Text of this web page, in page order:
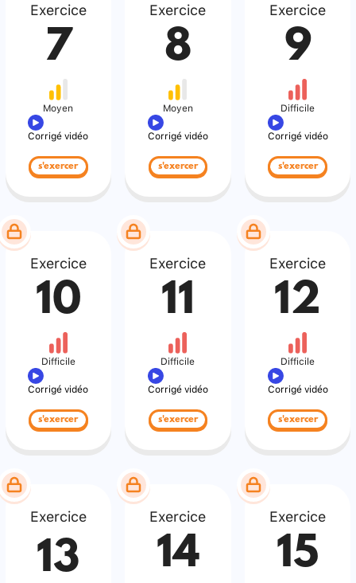
Exercice
7
Moyen
Corrigé vidéo
s'exercer
Exercice
8
Moyen
Corrigé vidéo
s'exercer
Exercice
9
Difficile
Corrigé vidéo
s'exercer
Exercice
10
Difficile
Corrigé vidéo
s'exercer
Exercice
11
Difficile
Corrigé vidéo
s'exercer
Exercice
12
Difficile
Corrigé vidéo
s'exercer
Exercice
13
Exercice
14
Exercice
15